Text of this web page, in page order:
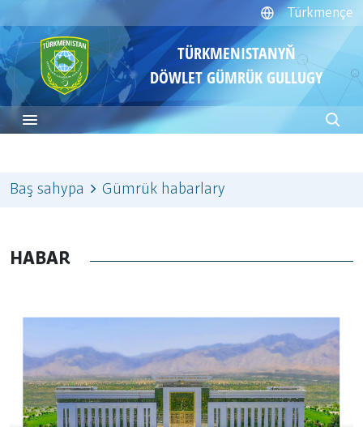
Türkmençe
TÜRKMENISTANYŇ
DÖWLET GÜMRÜK GULLUGY
Baş sahypa Gümrük habarlary
HABAR